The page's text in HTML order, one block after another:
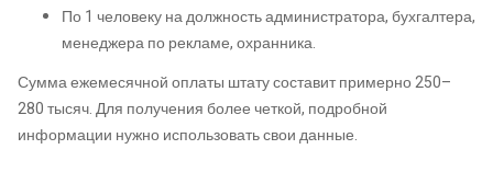
По 1 человеку на должность администратора, бухгалтера,
менеджера по рекламе, охранника.
Сумма ежемесячной оплаты штату составит примерно 250–
280 тысяч. Для получения более четкой, подробной
информации нужно использовать свои данные.